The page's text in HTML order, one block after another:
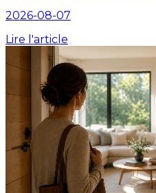
2026-08-07
Lire l'article